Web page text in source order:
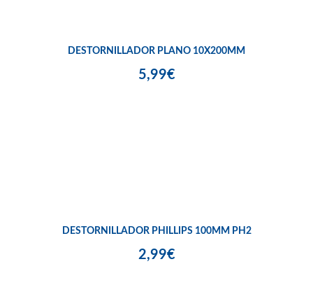
DESTORNILLADOR PLANO 10X200MM
5,99€
DESTORNILLADOR PHILLIPS 100MM PH2
2,99€